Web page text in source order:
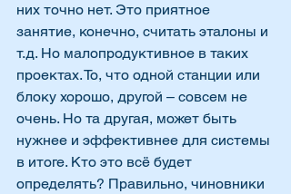
них точно нет. Это приятное
занятие, конечно, считать эталоны и
т.д. Но малопродуктивное в таких
проектах. То, что одной станции или
блоку хорошо, другой – совсем не
очень. Но та другая, может быть
нужнее и эффективнее для системы
в итоге. Кто это всё будет
определять? Правильно, чиновники